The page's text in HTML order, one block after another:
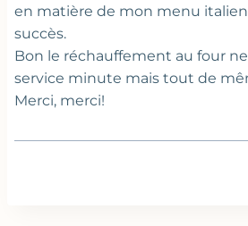
en matière de mon menu
succès.
Bon le réchauffement au four
service minute mais tout de
Merci, merci!